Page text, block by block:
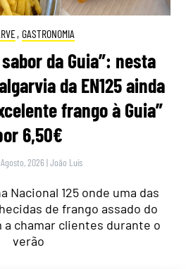
, GASTRONOMIA
da Guia”: nesta
da EN125 ainda
frango à Guia”
6,50€
2026 |João Luís
Nacional 125 onde uma das
de frango assado do
chamar clientes durante o
verão